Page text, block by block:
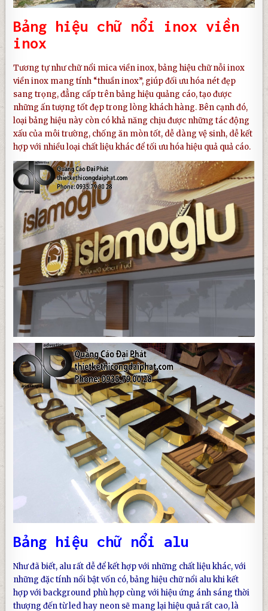
Bảng hiệu chữ nổi inox viền
inox
Tương tự nhưchữ nổi mica viền inox,bảng hiệu chữ nỗi inox
viền inox mang tính “thuần inox”, giúp đối ưu hóa nét đẹp
sang trọng, đẳng cấp trênbảng hiệu quảng cáo, tạo được
những ấn tượng tốt đẹp trong lòng khách hàng. Bên cạnh đó,
loại bảng hiệu này còn có khả năng chịu được những tác động
xấu của môi trường, chống ăn mòn tốt, dễ dàng vệ sinh, dễ kết
hợp với nhiều loại chất liệu khác để tối ưu hóa hiệu quả quả cáo.
Bảng hiệu chữ nổi alu
Như đã biết, alu rất dễ để kết hợp với những chất liệu khác, với
những đặc tính nổi bật vốn có,bảng hiệu chữ nổi alukhi kết
hợp với background phù hợp cùng với hiệu ứng ánh sáng thời
thượng đến từ led hay neon sẽ mang lại hiệu quả rất cao, là